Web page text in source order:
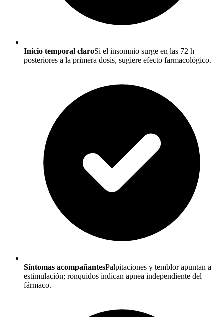
Inicio temporal claroSi el insomnio surge en las 72 h
posteriores a la primera dosis, sugiere efecto farmacológico.
Síntomas acompañantesPalpitaciones y temblor apuntan a
estimulación; ronquidos indican apnea independiente del
fármaco.